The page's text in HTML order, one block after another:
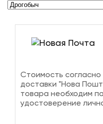
Стоимость
доставки "Нова
товара необходим
удостоверение